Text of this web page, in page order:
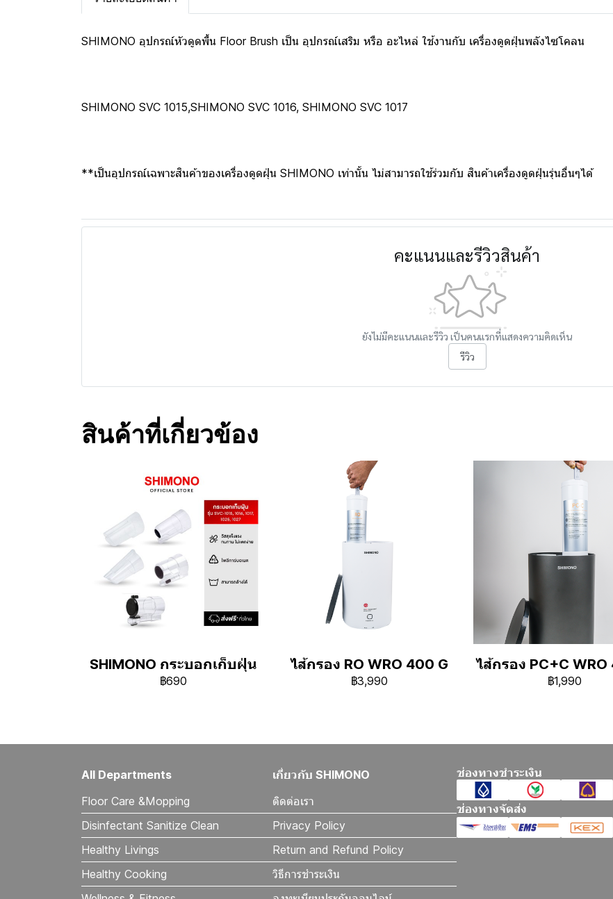
SHIMONO อุปกรณ์หัวดูดพื้น Floor Brush เป็น อุปกรณ์เสริม หรือ อะไหล่ ใช้งานกับ เครื่องดูดฝุ่นพลังไซโคลน
SHIMONO SVC 1015,SHIMONO SVC 1016, SHIMONO SVC 1017
**เป็นอุปกรณ์เฉพาะสินค้าของเครื่องดูดฝุ่น SHIMONO เท่านั้น ไม่สามารถใช้ร่วมกับ สินค้าเครื่องดูดฝุ่นรุ่นอื่นๆได้
คะแนนและรีวิวสินค้า
ยังไม่มีคะแนนและรีวิว เป็นคนแรกที่แสดงความคิดเห็น
รีวิว
สินค้าที่เกี่ยวข้อง
SHIMONO กระบอกเก็บฝุ่น
฿690
ไส้กรอง RO WRO 400 G
฿3,990
ไส้กรอง PC+C WRO
฿1,990
All Departments
Floor Care &Mopping
Disinfectant Sanitize Clean
Healthy Livings
Healthy Cooking
เกี่ยวกับ SHIMONO
ติดต่อเรา
Privacy Policy
Return and Refund Policy
วิธีการชำระเงิน
ช่องทางชำระเงิน
ช่องทางจัดส่ง